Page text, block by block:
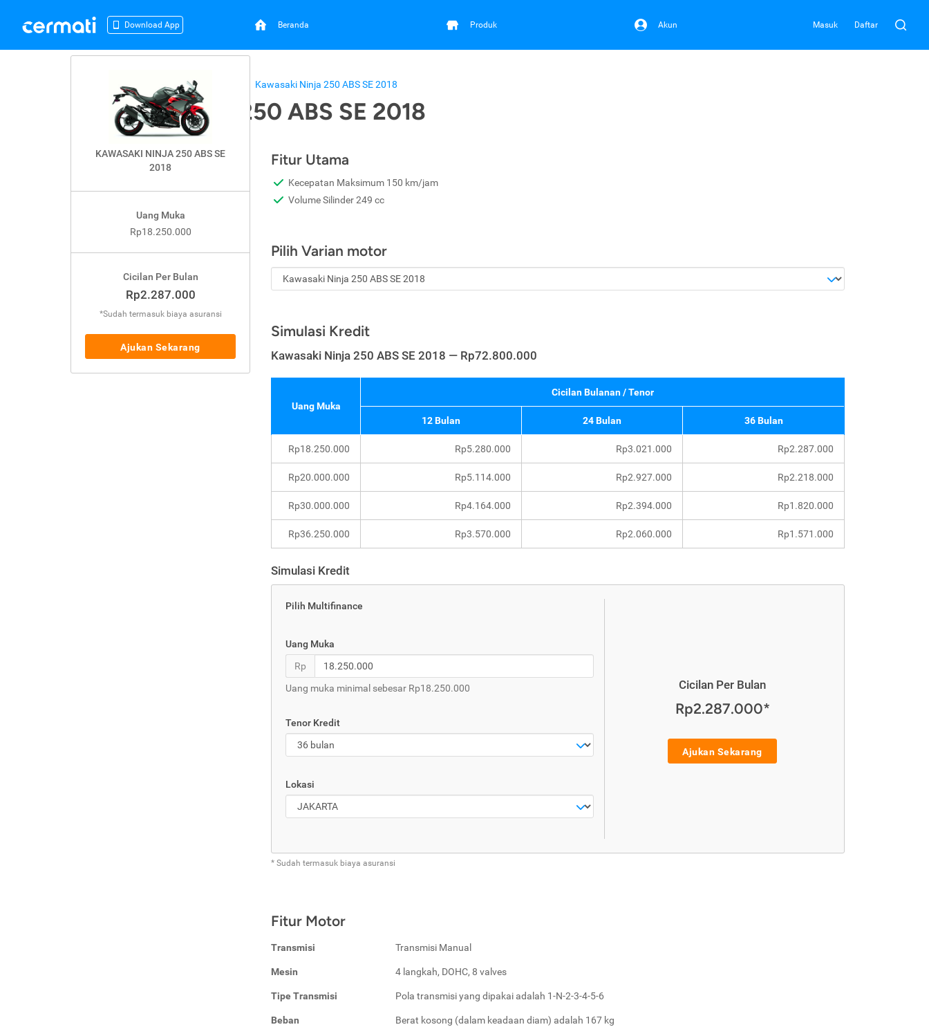
Download App Beranda Produk Akun Masuk Daftar
Kredit Motor Kawasaki Kawasaki Ninja 250 ABS SE 2018
Kawasaki Ninja 250 ABS SE 2018
KAWASAKI NINJA 250 ABS SE
2018
Uang Muka
Rp18.250.000
Cicilan Per Bulan
Rp2.287.000
*Sudah termasuk biaya asuransi
Ajukan Sekarang
Fitur Utama
Kecepatan Maksimum 150 km/jam
Volume Silinder 249 cc
Pilih Varian motor
Simulasi Kredit
Kawasaki Ninja 250 ABS SE 2018 — Rp72.800.000
Uang Muka
Rp18.250.000
Rp20.000.000
Rp30.000.000
Rp36.250.000
Cicilan Bulanan / Tenor
12 Bulan 24 Bulan 36 Bulan
Rp5.280.000 Rp3.021.000 Rp2.287.000
Rp5.114.000 Rp2.927.000 Rp2.218.000
Rp4.164.000 Rp2.394.000 Rp1.820.000
Rp3.570.000 Rp2.060.000 Rp1.571.000
Simulasi Kredit
Pilih Multifinance
Uang Muka
Rp
Uang muka minimal sebesar Rp18.250.000
Tenor Kredit
Lokasi
Cicilan Per Bulan
Rp2.287.000*
Ajukan Sekarang
* Sudah termasuk biaya asuransi
Fitur Motor
Transmisi Transmisi Manual
Mesin 4 langkah, DOHC, 8 valves
Tipe Transmisi Pola transmisi yang dipakai adalah 1-N-2-3-4-5-6
Beban Berat kosong (dalam keadaan diam) adalah 167 kg